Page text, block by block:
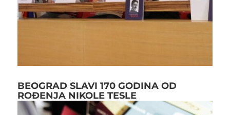
BEOGRAD SLAVI 170 GODINA OD
ROĐENJA NIKOLE TESLE